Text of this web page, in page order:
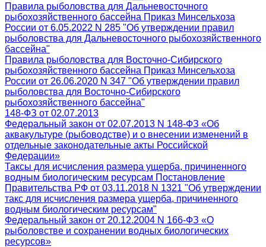
Правила рыболовства для Дальневосточного
рыбохозяйственного бассейна Приказ Минсельхоза
России от 6.05.2022 N 285 "Об утверждении правил
рыболовства для Дальневосточного рыбохозяйственного
бассейна"
Правила рыболовства для Восточно-Сибирского
рыбохозяйственного бассейна Приказ Минсельхоза
России от 26.06.2020 N 347 "Об утверждении правил
рыболовства для Восточно-Сибирского
рыбохозяйственного бассейна"
148-ФЗ от 02.07.2013
Федеральный закон от 02.07.2013 N 148-ФЗ «Об
аквакультуре (рыбоводстве) и о внесении изменений в
отдельные законодательные акты Российской
Федерации»
Таксы для исчисления размера ущерба, причиненного
водным биологическим ресурсам Постановление
Правительства РФ от 03.11.2018 N 1321 "Об утверждении
такс для исчисления размера ущерба, причиненного
водным биологическим ресурсам"
Федеральный закон от 20.12.2004 N 166-ФЗ «О
рыболовстве и сохранении водных биологических
ресурсов»